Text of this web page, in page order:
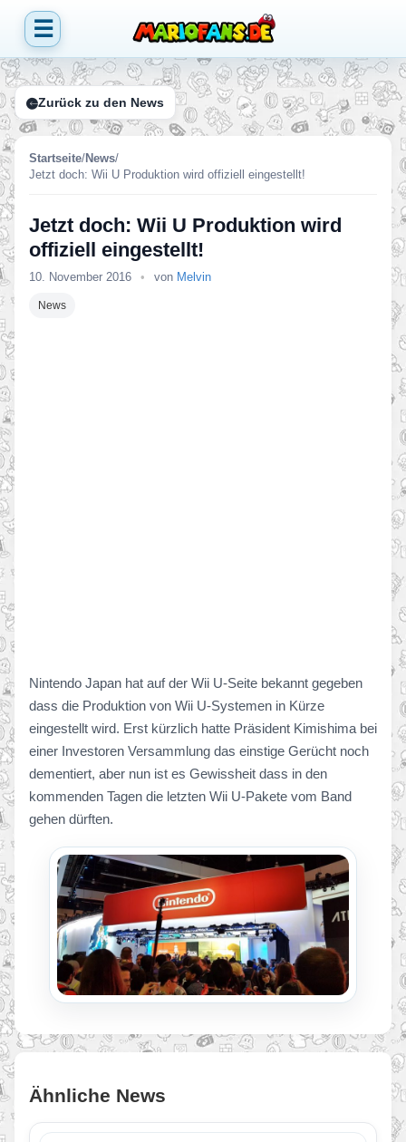
☰
Zurück zu den News
Startseite/News/
Jetzt doch: Wii U Produktion wird offiziell eingestellt!
Jetzt doch: Wii U Produktion wird
offiziell eingestellt!
10. November 2016 • von Melvin
News
Nintendo Japan hat auf der Wii U-Seite bekannt gegeben
dass die Produktion von Wii U-Systemen in Kürze
eingestellt wird. Erst kürzlich hatte Präsident Kimishima bei
einer Investoren Versammlung das einstige Gerücht noch
dementiert, aber nun ist es Gewissheit dass in den
kommenden Tagen die letzten Wii U-Pakete vom Band
gehen dürften.
Ähnliche News